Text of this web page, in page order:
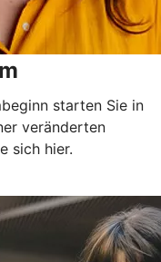
starten Sie in
veränderten
sich hier.